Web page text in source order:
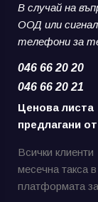
В случай на
ООД или
телефони за
046 66 20 20
046 66 20 21
Ценова листа
предлагани
Всички
месечна такса
платформата